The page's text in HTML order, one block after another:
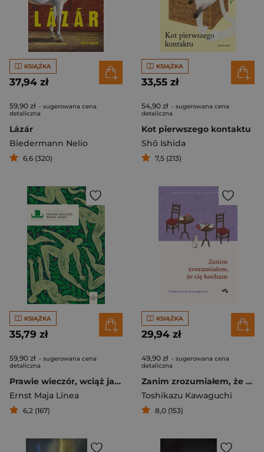
KSIĄŻKA
37,94 zł
59,90 zł - sugerowana cena
detaliczna
Lázár
Biedermann Nelio
6,6 (320)
KSIĄŻKA
33,55 zł
54,90 zł - sugerowana cena
detaliczna
Kot pierwszego kontaktu
Shō Ishida
7,5 (213)
KSIĄŻKA
35,79 zł
59,90 zł - sugerowana cena
detaliczna
Prawie wieczór, wciąż jasno
Ernst Maja Linea
6,2 (167)
KSIĄŻKA
29,94 zł
49,90 zł - sugerowana cena
detaliczna
Zanim zrozumiałem, że cię kocham
Toshikazu Kawaguchi
8,0 (153)